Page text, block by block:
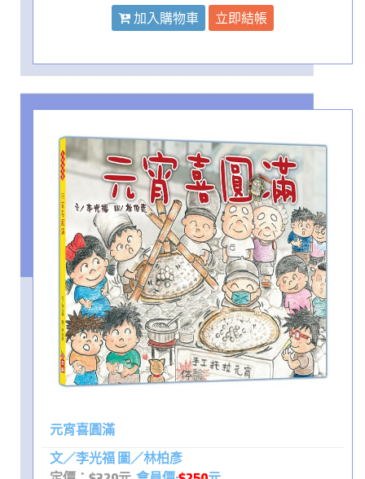
加入購物車 立即結帳
元宵喜圓滿
文／李光福 圖／林柏彥